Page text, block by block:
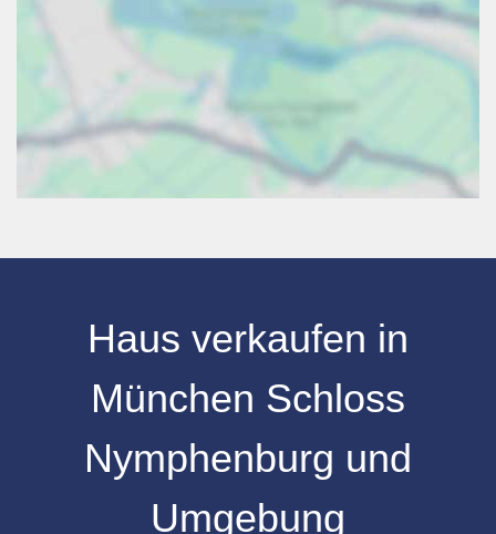
Haus verkaufen in
München Schloss
Nymphenburg und
Umgebung